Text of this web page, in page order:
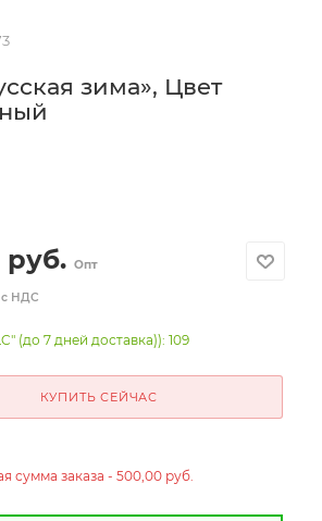
зима», Цвет
руб. Опт
с НДС
(до 7 дней доставка)): 109
КУПИТЬ СЕЙЧАС
сумма заказа - 500,00 руб.